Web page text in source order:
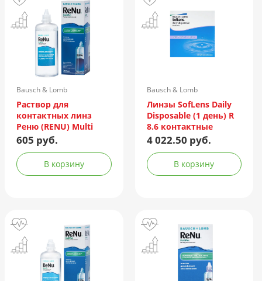
Bausch & Lomb
Incorporated/Италия
Раствор для
контактных линз
Реню (RENU) Multi
Plus 360мл +
контейнер
605 руб.
В корзину
Bausch & Lomb
Линзы SofLens Daily
Disposable (1 день) R
8.6 контактные
мягкие корриг. -1,50
4 022.50 руб.
В корзину